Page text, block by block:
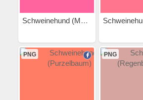
Schweinehund (Muskeln)
PNG PNG